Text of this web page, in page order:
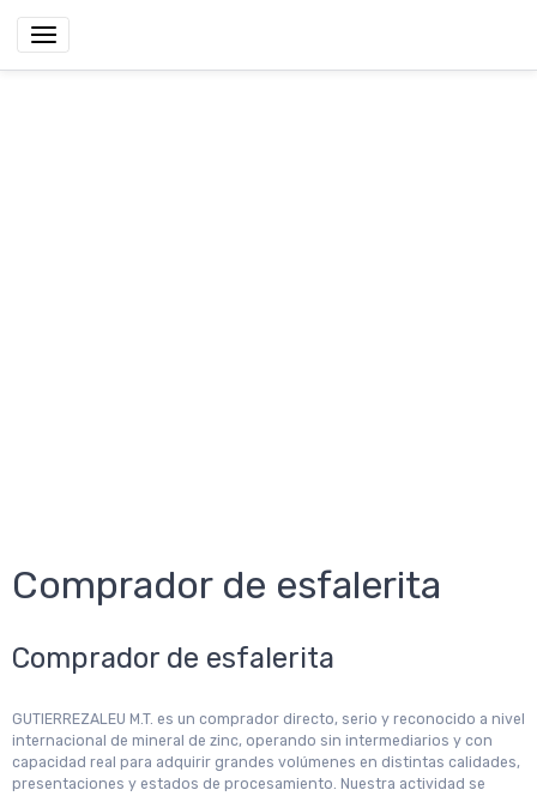
Comprador de esfalerita
Comprador de esfalerita
GUTIERREZALEU M.T. es un comprador directo, serio y reconocido a nivel
internacional de mineral de zinc, operando sin intermediarios y con
capacidad real para adquirir grandes volúmenes en distintas calidades,
presentaciones y estados de procesamiento. Nuestra actividad se